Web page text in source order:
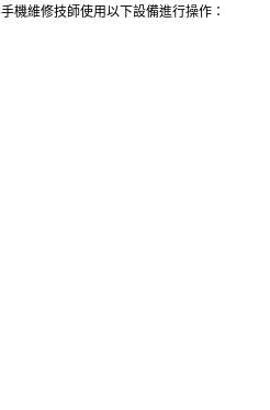
機維修技師使用以下設備進行操作：